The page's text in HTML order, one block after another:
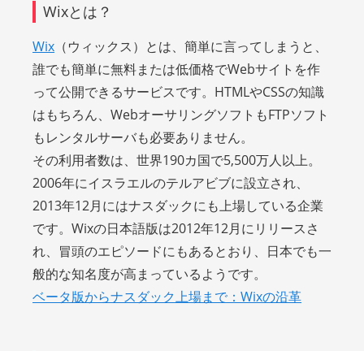
Wixとは？
Wix （ウィックス）とは、簡単に言ってしまうと、
誰でも簡単に無料または低価格でWebサイトを作
って公開できるサービスです。HTMLやCSSの知識
はもちろん、WebオーサリングソフトもFTPソフト
もレンタルサーバも必要ありません。
その利用者数は、世界190カ国で5,500万人以上。
2006年にイスラエルのテルアビブに設立され、
2013年12月にはナスダックにも上場している企業
です。Wixの日本語版は2012年12月にリリースさ
れ、冒頭のエピソードにもあるとおり、日本でも一
般的な知名度が高まっているようです。
ベータ版からナスダック上場まで：Wixの沿革